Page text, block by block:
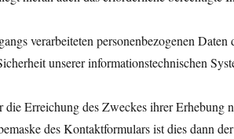
verarbeiteten personenbezogenen
unserer informationstechnischen
Erreichung des Zweckes ihrer Erhebung
des Kontaktformulars ist dies dann